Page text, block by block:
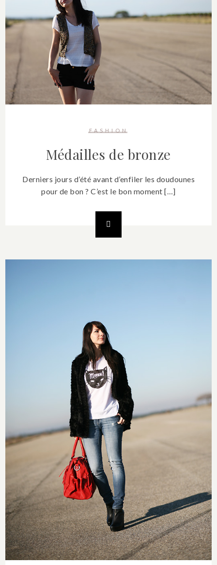
FASHION
Médailles de bronze
Derniers jours d’été avant d’enfiler les doudounes
pour de bon ? C’est le bon moment […]